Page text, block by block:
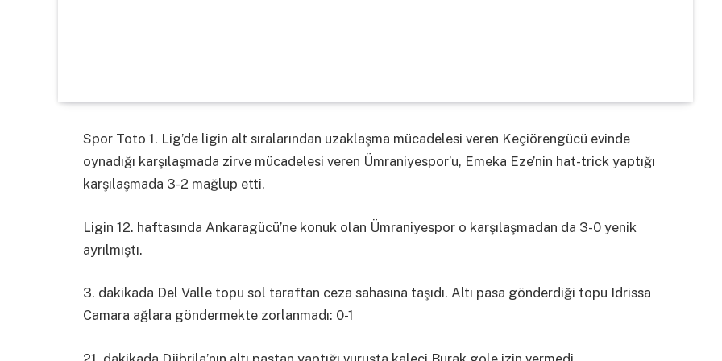
Spor Toto 1. Lig’de ligin alt sıralarından uzaklaşma mücadelesi veren Keçiörengücü evinde
oynadığı karşılaşmada zirve mücadelesi veren Ümraniyespor’u, Emeka Eze’nin hat-trick yaptığı
karşılaşmada 3-2 mağlup etti.
Ligin 12. haftasında Ankaragücü’ne konuk olan Ümraniyespor o karşılaşmadan da 3-0 yenik
ayrılmıştı.
3. dakikada Del Valle topu sol taraftan ceza sahasına taşıdı. Altı pasa gönderdiği topu Idrissa
Camara ağlara göndermekte zorlanmadı: 0-1